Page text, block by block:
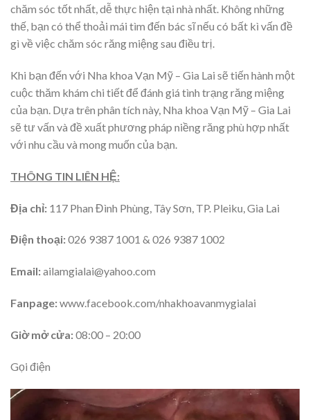
chăm sóc tốt nhất, dễ thực hiện tại nhà nhất. Không những
thế, bạn có thể thoải mái tìm đến bác sĩ nếu có bất kì vấn đề
gì về việc chăm sóc răng miệng sau điều trị.
Khi bạn đến với Nha khoa Vạn Mỹ – Gia Lai sẽ tiến hành một
cuộc thăm khám chi tiết để đánh giá tình trạng răng miệng
của bạn. Dựa trên phân tích này, Nha khoa Vạn Mỹ – Gia Lai
sẽ tư vấn và đề xuất phương pháp niềng răng phù hợp nhất
với nhu cầu và mong muốn của bạn.
THÔNG TIN LIÊN HỆ:
Địa chỉ: 117 Phan Đình Phùng, Tây Sơn, TP. Pleiku, Gia Lai
Điện thoại:026 9387 1001 & 026 9387 1002
Email:ailamgialai@yahoo.com
Fanpage:www.facebook.com/nhakhoavanmygialai
Giờ mở cửa:08:00 – 20:00
Gọi điện